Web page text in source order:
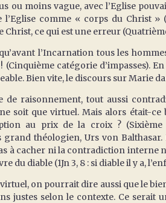
ou moins vague, avec l’Eglise
l’Eglise comme « corps du Christ
Christ, ce qui est une erreur
l’Incarnation tous les hommes
catégorie d’impasses).
Bien vite, le discours sur Marie
tout aussi
soit que virtuel. Mais alors était-ce
au prix de la croix ? (Sixième
grand théologien, Urs von
à cacher ni la contradiction interne
du diable (1Jn 3, 8 : si diable il y a,
on pourrait dire aussi que le bien
justes selon le contexte. Ce serait